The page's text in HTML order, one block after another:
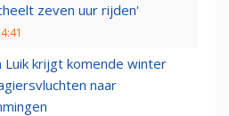
zeven uur rijden'
Luik krijgt komende winter
naar